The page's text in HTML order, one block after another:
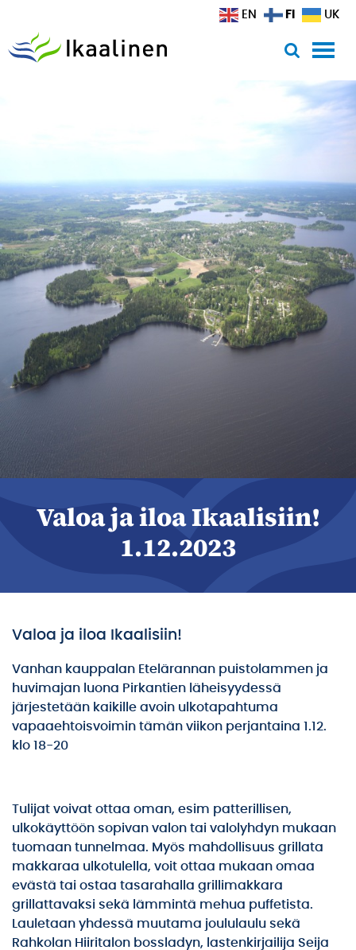
Valoa ja iloa Ikaalisiin!
1.12.2023
Valoa ja iloa Ikaalisiin!
Vanhan kauppalan Etelärannan puistolammen ja
huvimajan luona Pirkantien läheisyydessä
järjestetään kaikille avoin ulkotapahtuma
vapaaehtoisvoimin tämän viikon perjantaina 1.12.
klo 18-20
Tulijat voivat ottaa oman, esim patterillisen,
ulkokäyttöön sopivan valon tai valolyhdyn mukaan
tuomaan tunnelmaa. Myös mahdollisuus grillata
makkaraa ulkotulella, voit ottaa mukaan omaa
evästä tai ostaa tasarahalla grillimakkara
grillattavaksi sekä lämmintä mehua puffetista.
Lauletaan yhdessä muutama joululaulu sekä
Rahkolan Hiiritalon bossladyn, lastenkirjailija Seija
EN FI UK